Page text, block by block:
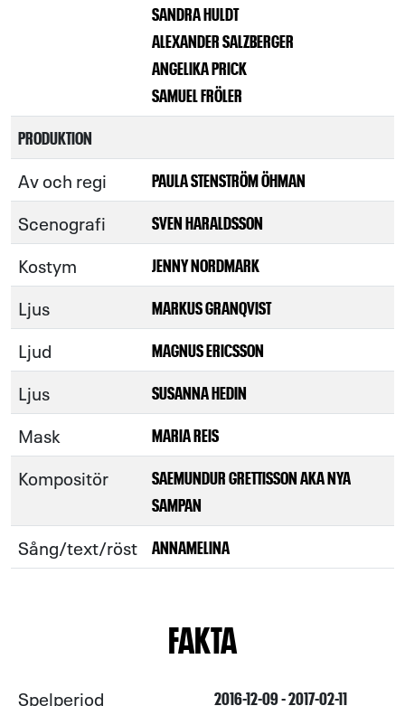
SANDRA HULDT
ALEXANDER SALZBERGER
ANGELIKA PRICK
SAMUEL FRÖLER
PRODUKTION
Av och regi PAULA STENSTRÖM ÖHMAN
Scenografi SVEN HARALDSSON
Kostym JENNY NORDMARK
Ljus MARKUS GRANQVIST
Ljud MAGNUS ERICSSON
Ljus SUSANNA HEDIN
Mask MARIA REIS
Kompositör
SAEMUNDUR GRETTISSON AKA NYA
SAMPAN
Sång/text/röst ANNAMELINA
FAKTA
Spelperiod 2016-12-09 - 2017-02-11